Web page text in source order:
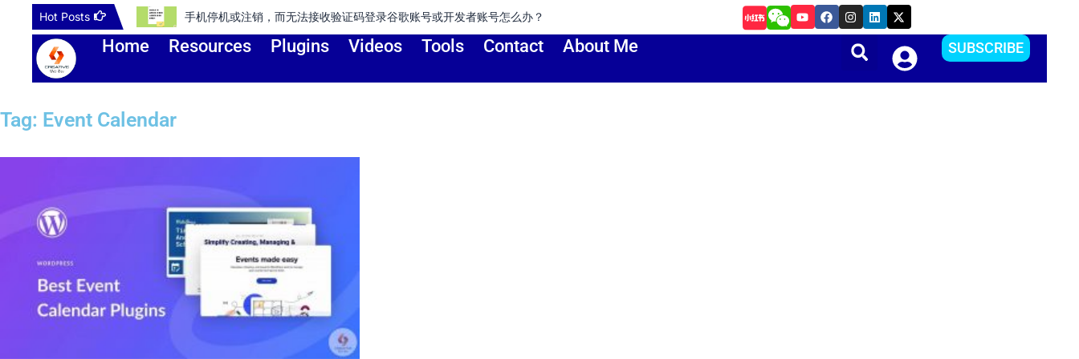
content
Hot Posts 手机停机或注销，而无法接收验证码登录谷歌账号或开发者账号怎么办？ 如何把Apple ID更改到其他国家或地区？方便下载APP
Y
o
u
e
F
a
c
o
I
n
s
t
a
r
L
i
n
i
X
-
t
w
i
t
t
Home Resources Plugins Videos Tools Contact About Me SUBSCRIBE
Tag: Event Calendar